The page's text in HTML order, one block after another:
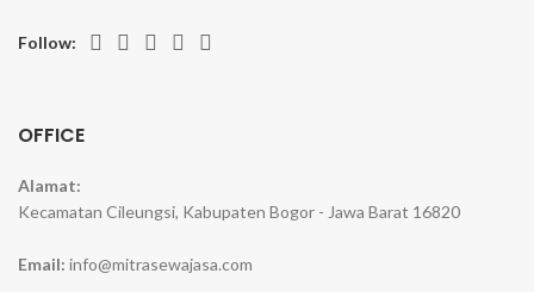
Follow:
OFFICE
Alamat:
Kecamatan Cileungsi, Kabupaten Bogor - Jawa Barat 16820
Email: info@mitrasewajasa.com